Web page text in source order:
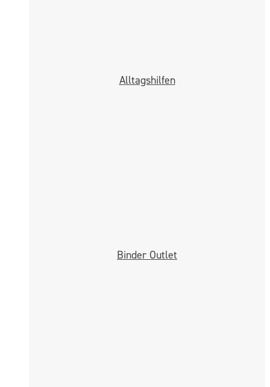
Alltags­hilfen
Binder Outlet